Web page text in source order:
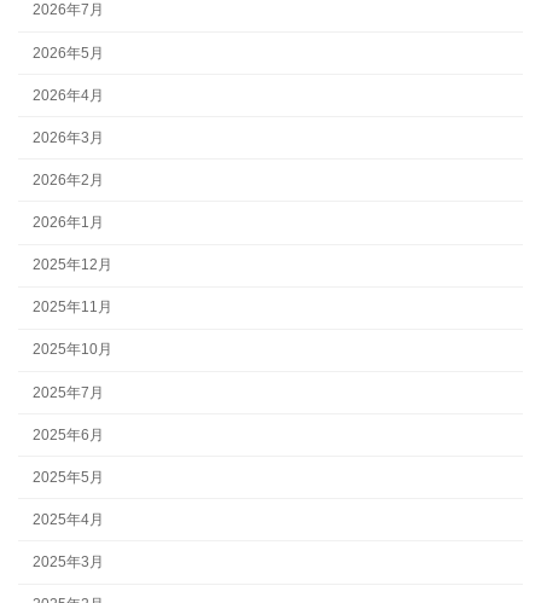
2026年7月
2026年5月
2026年4月
2026年3月
2026年2月
2026年1月
2025年12月
2025年11月
2025年10月
2025年7月
2025年6月
2025年5月
2025年4月
2025年3月